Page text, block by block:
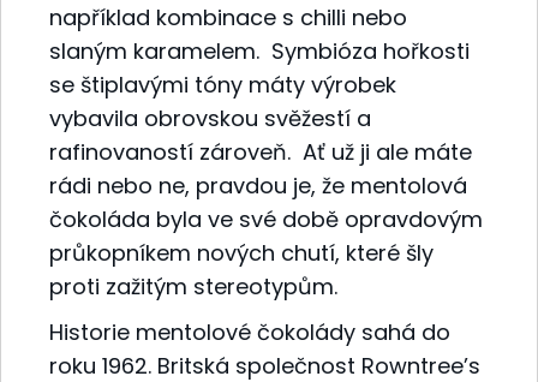
například kombinace s chilli nebo
slaným karamelem. Symbióza hořkosti
se štiplavými tóny máty výrobek
vybavila obrovskou svěžestí a
rafinovaností zároveň. Ať už ji ale máte
rádi nebo ne, pravdou je, že mentolová
čokoláda byla ve své době opravdovým
průkopníkem nových chutí, které šly
proti zažitým stereotypům.
Historie mentolové čokolády sahá do
roku 1962. Britská společnost Rowntree’s